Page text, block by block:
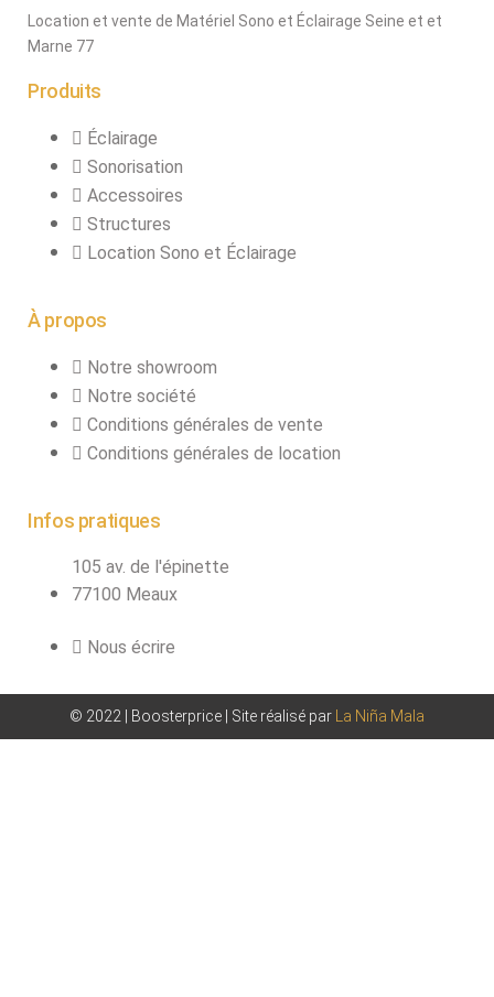
Location et vente de Matériel Sono et Éclairage Seine et et
Marne 77
Produits
Éclairage
Sonorisation
Accessoires
Structures
Location Sono et Éclairage
À propos
Notre showroom
Notre société
Conditions générales de vente
Conditions générales de location
Infos pratiques
105 av. de l'épinette
77100 Meaux
Nous écrire
© 2022 | Boosterprice | Site réalisé par La Niña Mala